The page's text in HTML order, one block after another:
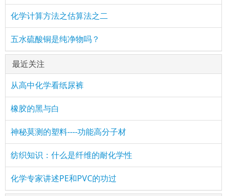
化学计算方法之估算法之二
五水硫酸铜是纯净物吗？
最近关注
从高中化学看纸尿裤
橡胶的黑与白
神秘莫测的塑料----功能高分子材
纺织知识：什么是纤维的耐化学性
化学专家讲述PE和PVC的功过